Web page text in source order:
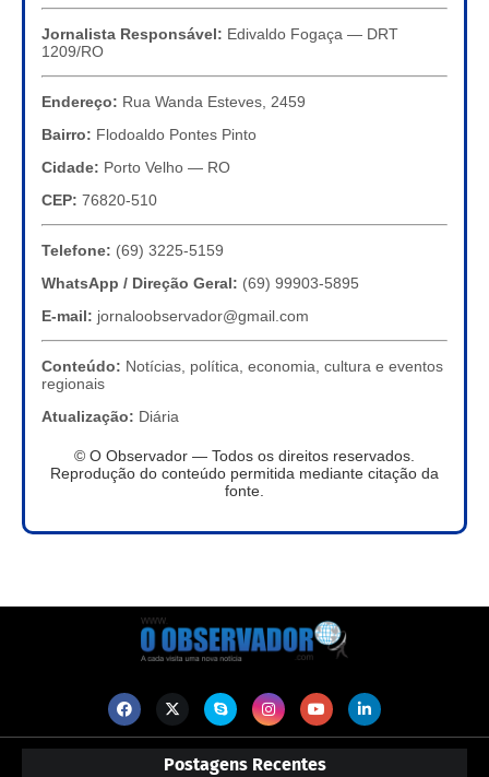
Jornalista Responsável: Edivaldo Fogaça — DRT
1209/RO
Endereço: Rua Wanda Esteves, 2459
Bairro: Flodoaldo Pontes Pinto
Cidade: Porto Velho — RO
CEP: 76820-510
Telefone: (69) 3225-5159
WhatsApp / Direção Geral: (69) 99903-5895
E-mail: jornaloobservador@gmail.com
Conteúdo: Notícias, política, economia, cultura e eventos
regionais
Atualização: Diária
© O Observador — Todos os direitos reservados.
Reprodução do conteúdo permitida mediante citação da
fonte.
Postagens Recentes